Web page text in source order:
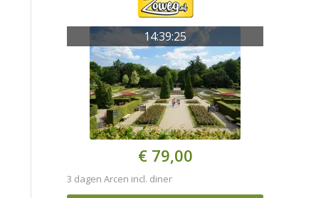
14:39:24
€ 79,00
3 dagen Arcen incl. diner